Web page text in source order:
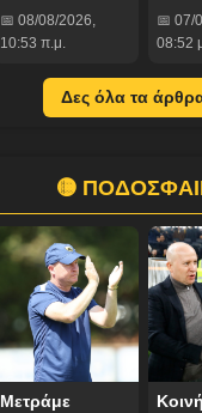
📅 08/08/2026,
10:53 π.μ.
📅 07/
08:52
Δες όλα τα
🟡
Μετράμε
Κοινή